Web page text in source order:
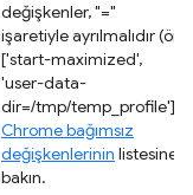
değişkenler, "="
işaretiyle ayrılmalıdır (ör.
['start-maximized',
'user-data-
dir=/tmp/temp_profile']).
Chrome bağımsız
değişkenlerinin listesine
bakın.